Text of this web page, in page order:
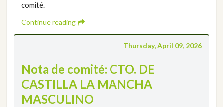
comité.
Continue reading
Thursday, April 09, 2026
Nota de comité: CTO. DE
CASTILLA LA MANCHA
MASCULINO